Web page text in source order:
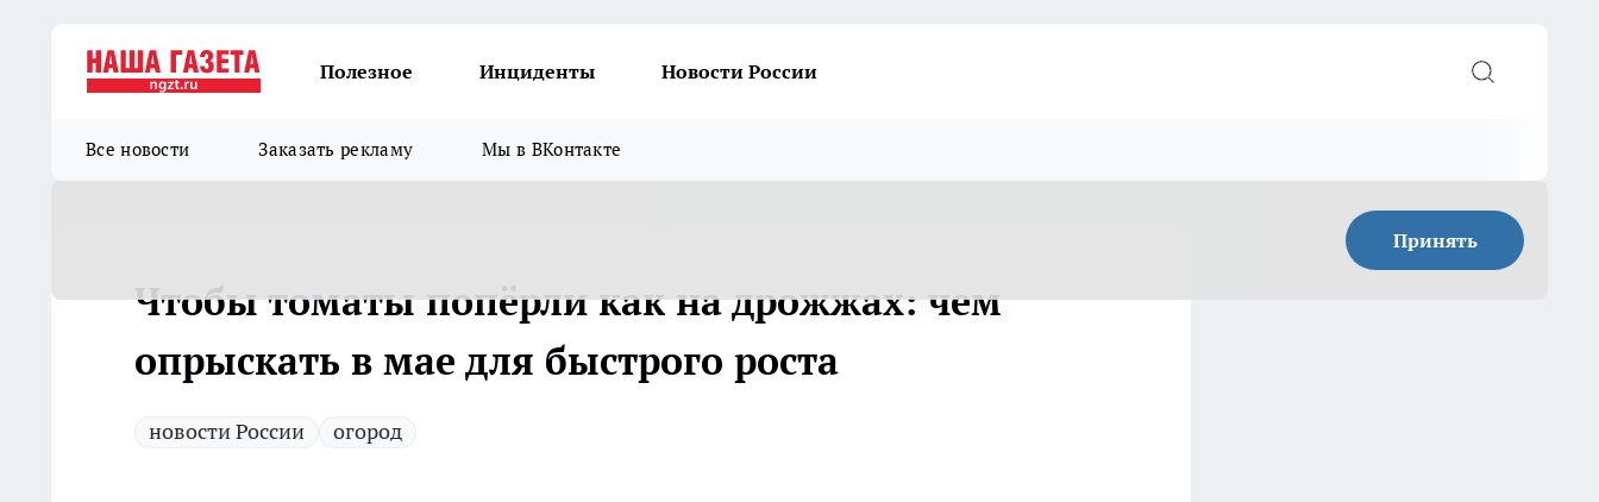
Полезное Инциденты Новости России
Все новости Заказать рекламу Мы в ВКонтакте
Принять
Чтобы томаты попёрли как на дрожжах: чем
опрыскать в мае для быстрого роста
новости России огород